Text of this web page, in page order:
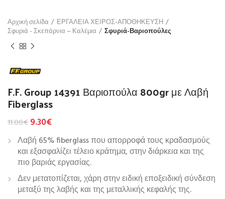
Αρχική σελίδα
ΕΡΓΑΛΕΙΑ ΧΕΙΡΟΣ-ΑΠΟΘΗΚΕΥΣΗ
Σφυριά - Σκεπάρνια – Καλέμια
Σφυριά-Βαριοπούλες
F.F. Group 14391 Βαριοπούλα 800gr με Λαβή
Fiberglass
11.00€9.30€
Λαβή 65% fiberglass που απορροφά τους κραδασμούς
και εξασφαλίζει τέλειο κράτημα, στην διάρκεια και της
πιο βαριάς εργασίας.
Δεν μετατοπίζεται, χάρη στην ειδική εποξειδική σύνδεση
μεταξύ της λαβής και της μεταλλικής κεφαλής της.